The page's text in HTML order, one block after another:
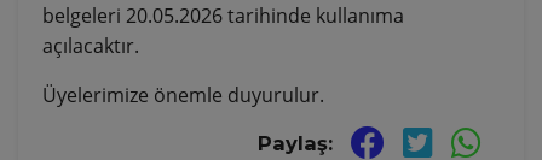
belgeleri 20.05.2026 tarihinde kullanıma
açılacaktır.
Üyelerimize önemle duyurulur.
Paylaş: